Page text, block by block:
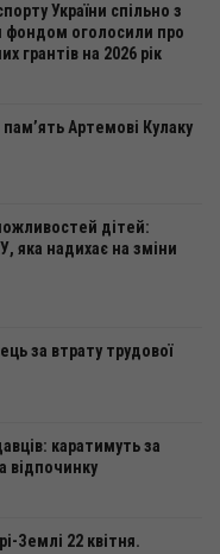
України спільно з
фондом оголосили про
грантів на 2026 рік
пам’ять Артемові Кулаку
дітей:
яка надихає на зміни
за втрату трудової
каратимуть за
відпочинку
Землі 22 квітня.